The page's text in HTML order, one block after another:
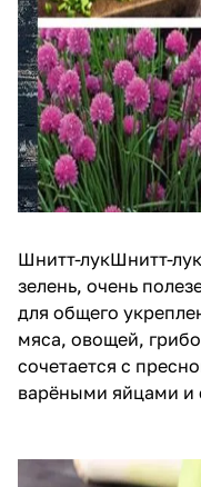
Шнитт-лукШнитт-
зелень, очень
для общего
мяса, овощей,
сочетается с
варёными яйцами и